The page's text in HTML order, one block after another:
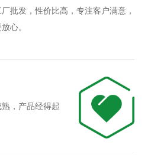
批发，性价比高，专注客户满意，
心。
，产品经得起